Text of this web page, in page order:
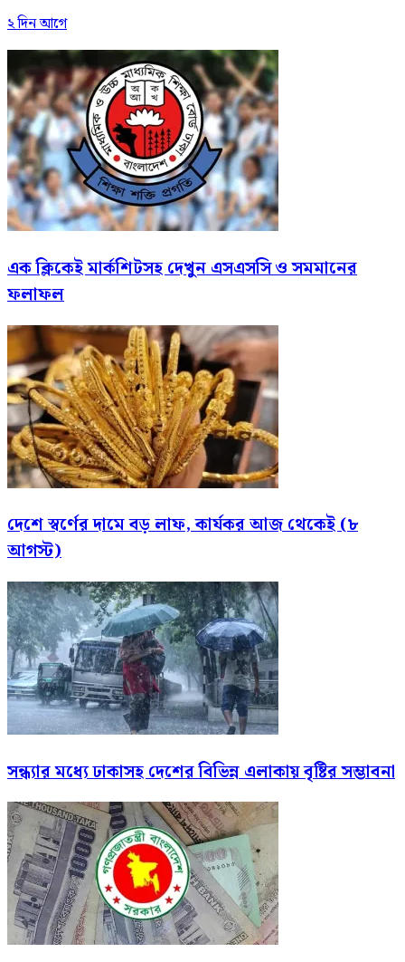
২ দিন আগে
এক ক্লিকেই মার্কশিটসহ দেখুন এসএসসি ও সমমানের
ফলাফল
দেশে স্বর্ণের দামে বড় লাফ, কার্যকর আজ থেকেই (৮
আগস্ট)
সন্ধ্যার মধ্যে ঢাকাসহ দেশের বিভিন্ন এলাকায় বৃষ্টির সম্ভাবনা